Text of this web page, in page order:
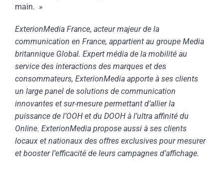
main. »
ExterionMedia France, acteur majeur de la
communication en France, appartient au groupe Media
britannique Global. Expert média de la mobilité au
service des interactions des marques et des
consommateurs, ExterionMedia apporte à ses clients
un large panel de solutions de communication
innovantes et sur-mesure permettant d’allier la
puissance de l’OOH et du DOOH à l’ultra affinité du
Online. ExterionMedia propose aussi à ses clients
locaux et nationaux des offres exclusives pour mesurer
et booster l’efficacité de leurs campagnes d’affichage.